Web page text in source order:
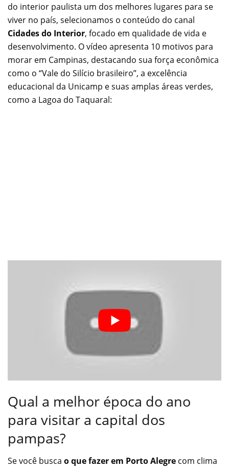
do interior paulista um dos melhores lugares para se
viver no país, selecionamos o conteúdo do canal
Cidades do Interior, focado em qualidade de vida e
desenvolvimento. O vídeo apresenta 10 motivos para
morar em Campinas, destacando sua força econômica
como o “Vale do Silício brasileiro”, a excelência
educacional da Unicamp e suas amplas áreas verdes,
como a Lagoa do Taquaral:
Qual a melhor época do ano
para visitar a capital dos
pampas?
Se você busca o que fazer em Porto Alegre com clima